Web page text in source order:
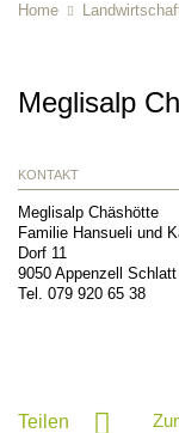
Home
Meglisalp
KONTAKT
Meglisalp Chäshötte
Familie Hansueli und
Dorf 11
9050 Appenzell Schlatt
Tel. 079 920 65 38
Teilen